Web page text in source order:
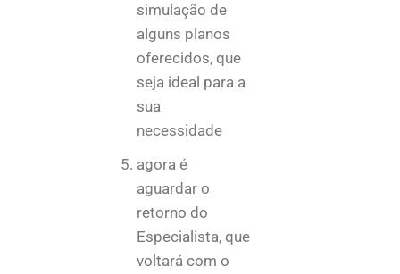
simulação de
alguns planos
oferecidos, que
seja ideal para a
sua
necessidade
agora é
aguardar o
retorno do
Especialista, que
voltará com o